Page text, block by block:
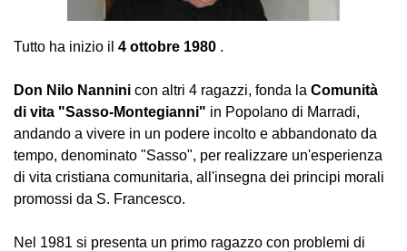
Tutto ha inizio il 4 ottobre 1980 .
Don Nilo Nannini con altri 4 ragazzi, fonda la Comunità
di vita "Sasso-Montegianni" in Popolano di Marradi,
andando a vivere in un podere incolto e abbandonato da
tempo, denominato "Sasso", per realizzare un'esperienza
di vita cristiana comunitaria, all'insegna dei principi morali
promossi da S. Francesco.
Nel 1981 si presenta un primo ragazzo con problemi di